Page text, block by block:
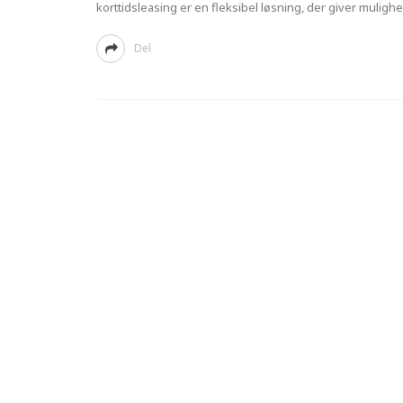
korttidsleasing er en fleksibel løsning, der giver
Del